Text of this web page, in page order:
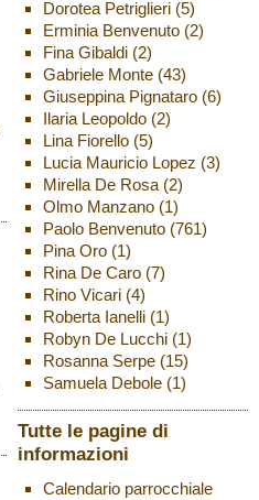
Dorotea Petriglieri(5)
Erminia Benvenuto(2)
Fina Gibaldi(2)
Gabriele Monte(43)
Giuseppina Pignataro(6)
Ilaria Leopoldo(2)
Lina Fiorello(5)
Lucia Mauricio Lopez (3)
Mirella De Rosa(2)
Olmo Manzano(1)
Paolo Benvenuto(761)
Pina Oro(1)
Rina De Caro(7)
Rino Vicari(4)
Roberta Ianelli(1)
Robyn De Lucchi(1)
Rosanna Serpe(15)
Samuela Debole(1)
Tutte le pagine di
informazioni
Calendario parrocchiale